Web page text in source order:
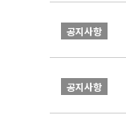
공지사항
공지사항